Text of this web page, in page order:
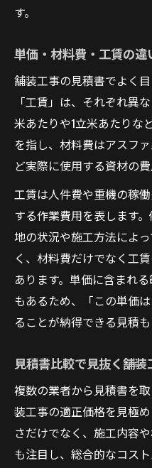
す。
単価・材料費・工賃の違
舗装工事の見積書でよく
「工賃」は、それぞれ異
米あたりや1立米あたりな
を指し、材料費はアスフ
ど実際に使用する資材の費
工賃は人件費や重機の稼
する作業費用を表します
地の状況や施工方法によ
く、材料費だけでなく工
あります。単価に含まれ
もあるため、「この単価
ることが納得できる見積
見積書比較で見抜く舗
複数の業者から見積書を
装工事の適正価格を見極
さだけでなく、施工内容
も注目し、総合的なコス